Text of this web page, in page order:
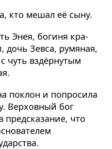
кто мешал её сыну.
Энея, богиня кра­
дочь Зевса, румя­ная,
чуть вздёр­ну­тым
поклон и попросила
Верховный бог
предсказание, что